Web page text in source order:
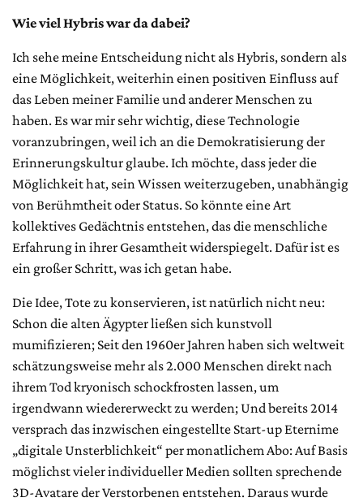
Wie viel Hybris war da dabei?
Ich sehe meine Entscheidung nicht als Hybris, sondern als
eine Möglichkeit, weiterhin einen positiven Einfluss auf
das Leben meiner Familie und anderer Menschen zu
haben. Es war mir sehr wichtig, diese Technologie
voranzubringen, weil ich an die Demokratisierung der
Erinnerungskultur glaube. Ich möchte, dass jeder die
Möglichkeit hat, sein Wissen weiterzugeben, unabhängig
von Berühmtheit oder Status. So könnte eine Art
kollektives Gedächtnis entstehen, das die menschliche
Erfahrung in ihrer Gesamtheit widerspiegelt. Dafür ist es
ein großer Schritt, was ich getan habe.
Die Idee, Tote zu konservieren, ist natürlich nicht neu:
Schon die alten Ägypter ließen sich kunstvoll
mumifizieren; Seit den 1960er Jahren haben sich weltweit
schätzungsweise mehr als 2.000 Menschen direkt nach
ihrem Tod kryonisch schockfrosten lassen, um
irgendwann wiedererweckt zu werden; Und bereits 2014
versprach das inzwischen eingestellte Start-up Eternime
„digitale Unsterblichkeit“ per monatlichem Abo: Auf Basis
möglichst vieler individueller Medien sollten sprechende
3D-Avatare der Verstorbenen entstehen. Daraus wurde